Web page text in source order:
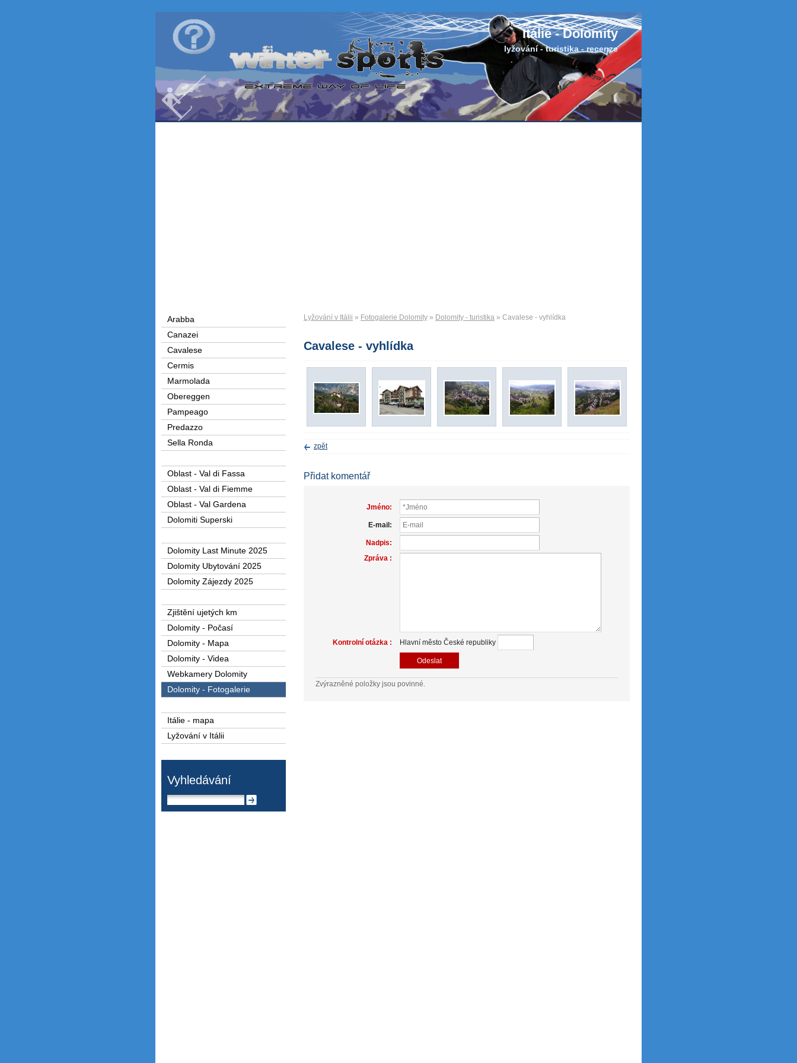
Lyžování v Itálii » Fotogalerie Dolomity » Dolomity - turistika » Cavalese - vyhlídka
Cavalese - vyhlídka
zpět
Přidat komentář
Jméno:
E-mail:
Nadpis:
Zpráva :
Kontrolní otázka : Hlavní město České republiky
Zvýrazněné položky jsou povinné.
Arabba
Canazei
Cavalese
Cermis
Marmolada
Obereggen
Pampeago
Predazzo
Sella Ronda
Oblast - Val di Fassa
Oblast - Val di Fiemme
Oblast - Val Gardena
Dolomiti Superski
Dolomity Last Minute 2025
Dolomity Ubytování 2025
Dolomity Zájezdy 2025
Zjištění ujetých km
Dolomity - Počasí
Dolomity - Mapa
Dolomity - Videa
Webkamery Dolomity
Dolomity - Fotogalerie
Itálie - mapa
Lyžování v Itálii
Vyhledávání
Itálie - Dolomity
lyžování - turistika - recenze